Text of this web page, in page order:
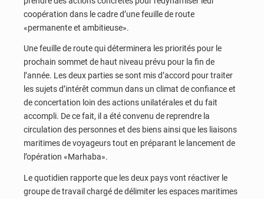
coopération dans le cadre d’une feuille de route
«permanente et ambitieuse».
Une feuille de route qui déterminera les priorités pour le
prochain sommet de haut niveau prévu pour la fin de
l’année. Les deux parties se sont mis d’accord pour traiter
les sujets d’intérêt commun dans un climat de confiance et
de concertation loin des actions unilatérales et du fait
accompli. De ce fait, il a été convenu de reprendre la
circulation des personnes et des biens ainsi que les liaisons
maritimes de voyageurs tout en préparant le lancement de
l’opération «Marhaba».
Le quotidien rapporte que les deux pays vont réactiver le
groupe de travail chargé de délimiter les espaces maritimes